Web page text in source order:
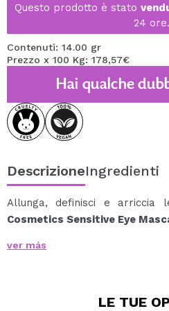
Questo prodotto è stato
24 ore.
Contenuti: 14.00 gr
Prezzo x 100 Kg: 178,57€
Hai qualche
DescrizioneIngredienti
Allunga, definisci e arriccia
Cosmetics Sensitive Eye
come l'olio di ricino, di oliva
Il suo sistema di apertura con
ver más
LE TUE